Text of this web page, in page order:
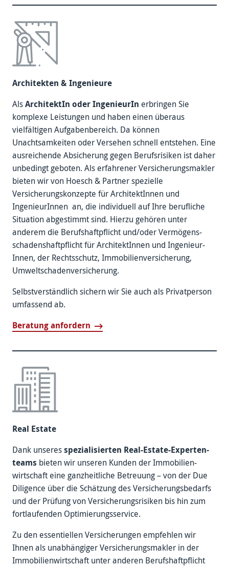
Architekten & Ingenieure
AlsArchitektIn oder IngenieurIn erbringen Sie
komplexe Leistungen und haben einen überaus
vielfältigen Aufgabenbereich. Da können
Unachtsamkeiten oder Versehen schnell entstehen. Eine
ausreichende Absicherung gegen Berufsrisiken ist daher
unbedingt geboten. Als er­fahrener Versicherungs­makler
bieten wir von Hoesch & Partner spezielle
Versicherungs­konzepte für Architekt­Innen und
Ingenieur­Innen an, die individuell auf Ihre berufliche
Situation abgestimmt sind. Hierzu gehören unter
anderem die Berufshaft­pflicht und/oder Vermögens­
schadens­haftpflicht für Architekt­Innen und Ingenieur­
Innen, der Rechts­schutz, Immobilien­versicherung,
Umweltschaden­versicherung.
Selbstverständlich sichern wir Sie auch als Privat­person
umfassend ab.
Beratung anfordern
Real Estate
Dank unseresspezialisierten Real-Estate-Experten­
teams bieten wir unseren Kunden der Immobilien­
wirtschaft eine ganzheitliche Betreuung – von der Due
Diligence über die Schätzung des Versicherungs­bedarfs
und der Prüfung von Versicherungs­risiken bis hin zum
fortlaufenden Optimierungs­service.
Zu den essentiellen Versicherungen empfehlen wir
Ihnen als unab­hängiger Versicherungsmakler in der
Immobilien­wirtschaft unter anderen Berufshaftpflicht